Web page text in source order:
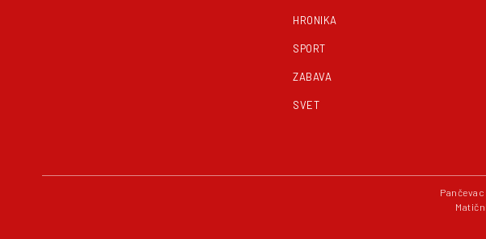
HRONIKA
SPORT
ZABAVA
SVET